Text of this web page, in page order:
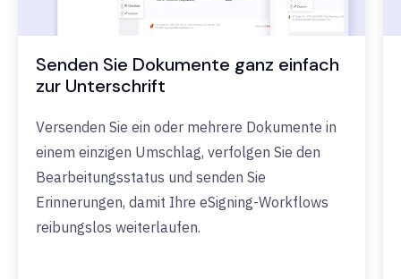
Senden Sie Dokumente ganz einfach
zur Unterschrift
Versenden Sie ein oder mehrere Dokumente in
einem einzigen Umschlag, verfolgen Sie den
Bearbeitungsstatus und senden Sie
Erinnerungen, damit Ihre eSigning-Workflows
reibungslos weiterlaufen.